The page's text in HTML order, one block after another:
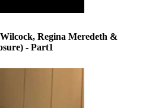
Regina Meredeth &
- Part1